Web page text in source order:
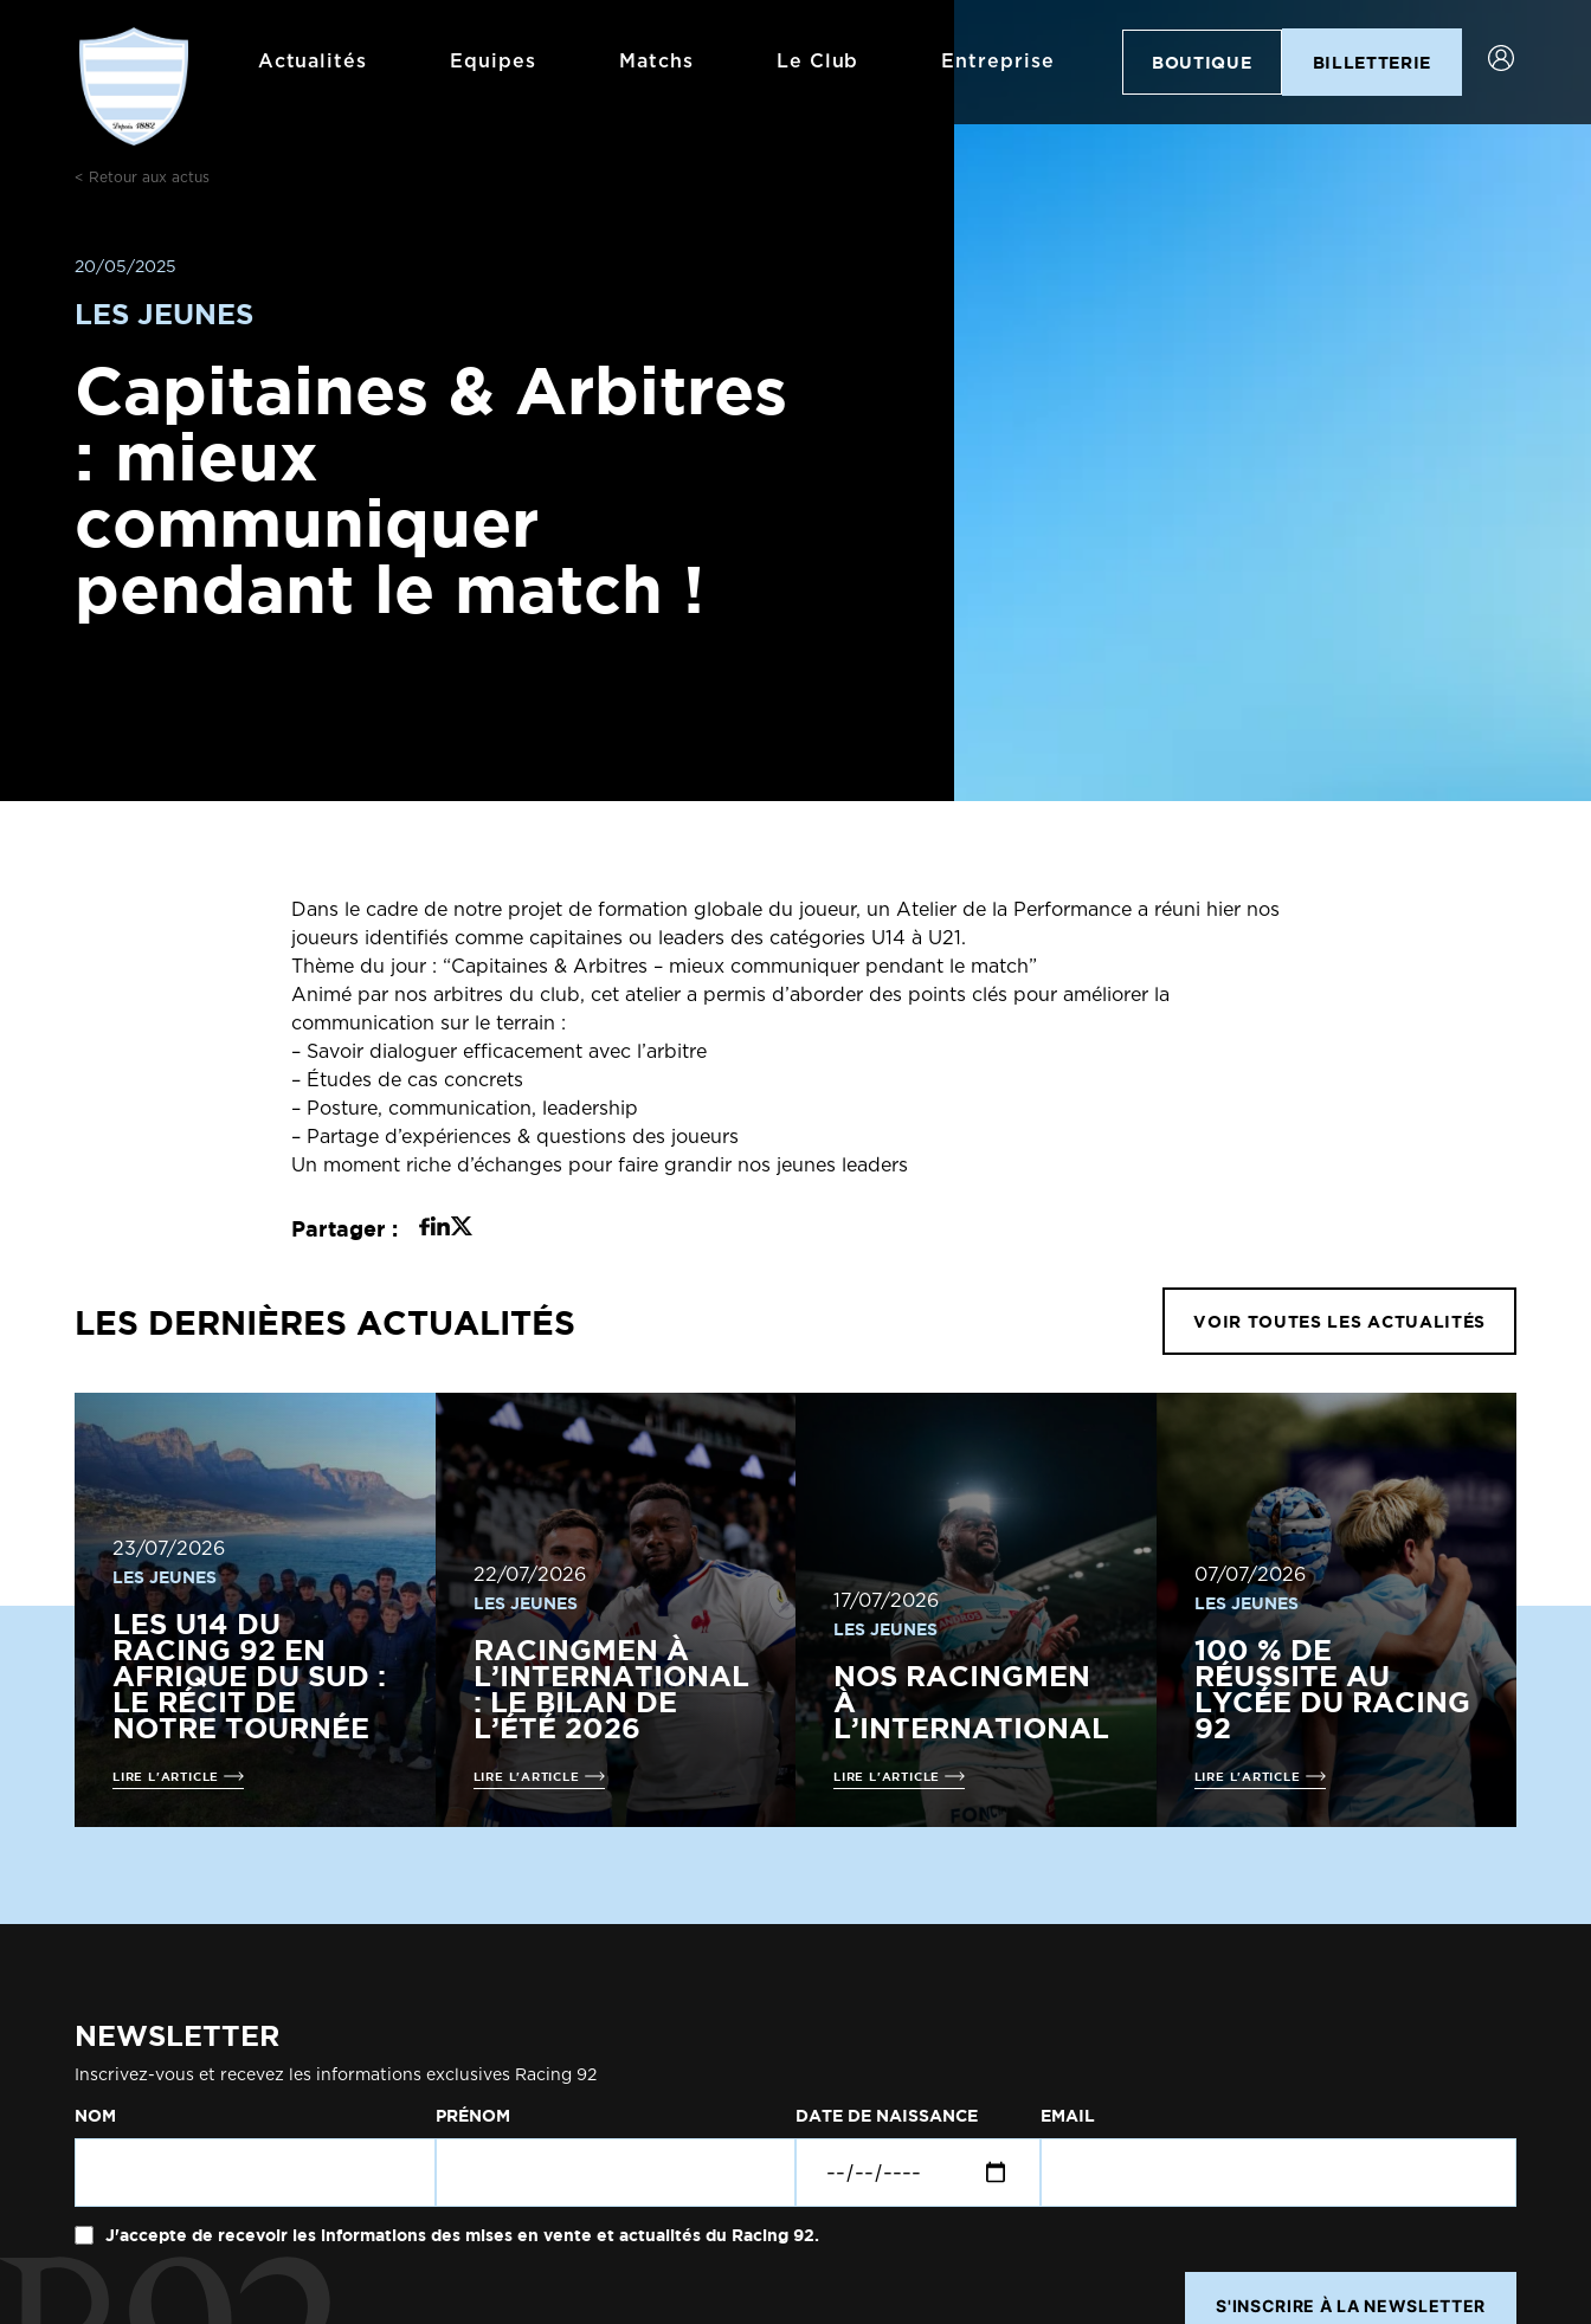
Actualités Equipes Matchs Le Club Entreprise BOUTIQUE BILLETTERIE
< Retour aux actus
20/05/2025
LES JEUNES
Capitaines & Arbitres
: mieux
communiquer
pendant le match !
Dans le cadre de notre projet de formation globale du joueur, un Atelier de la Performance a réuni hier nos
joueurs identifiés comme capitaines ou leaders des catégories U14 à U21.
Thème du jour : “Capitaines & Arbitres – mieux communiquer pendant le match”
Animé par nos arbitres du club, cet atelier a permis d’aborder des points clés pour améliorer la
communication sur le terrain :
– Savoir dialoguer efficacement avec l’arbitre
– Études de cas concrets
– Posture, communication, leadership
– Partage d’expériences & questions des joueurs
Un moment riche d’échanges pour faire grandir nos jeunes leaders
Partager :
LES DERNIÈRES ACTUALITÉS VOIR TOUTES LES ACTUALITÉS
23/07/2026
LES JEUNES
LES U14 DU
RACING 92 EN
AFRIQUE DU SUD :
LE RÉCIT DE
NOTRE TOURNÉE
LIRE L'ARTICLE
22/07/2026
LES JEUNES
RACINGMEN À
L’INTERNATIONAL
: LE BILAN DE
L’ÉTÉ 2026
LIRE L'ARTICLE
17/07/2026
LES JEUNES
NOS RACINGMEN
À
L’INTERNATIONAL
LIRE L'ARTICLE
07/07/2026
LES JEUNES
100 % DE
RÉUSSITE AU
LYCÉE DU RACING
92
LIRE L'ARTICLE
NEWSLETTER
Inscrivez-vous et recevez les informations exclusives Racing 92
NOM PRÉNOM DATE DE NAISSANCE EMAIL
J'accepte de recevoir les informations des mises en vente et actualités du Racing 92.
S'INSCRIRE À LA NEWSLETTER